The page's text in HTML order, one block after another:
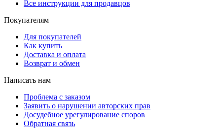
Все инструкции для продавцов
Покупателям
Для покупателей
Как купить
Доставка и оплата
Возврат и обмен
Написать нам
Проблема с заказом
Заявить о нарушении авторских прав
Досудебное урегулирование споров
Обратная связь